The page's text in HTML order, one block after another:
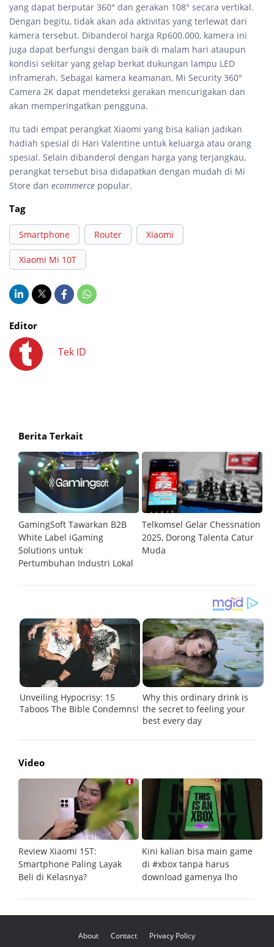
yang dapat berputar 360° dan gerakan 108° secara vertikal.
Dengan begitu, tidak akan ada aktivitas yang terlewat dari
kamera tersebut. Dibanderol harga Rp600.000, kamera ini
juga dapat berfungsi dengan baik di malam hari ataupun
kondisi sekitar yang gelap berkat dukungan lampu LED
inframerah. Sebagai kamera keamanan, Mi Security 360°
Camera 2K dapat mendeteksi gerakan mencurigakan dan
akan memperingatkan pengguna.
Itu tadi empat perangkat Xiaomi yang bisa kalian jadikan
hadiah spesial di Hari Valentine untuk keluarga atau orang
spesial. Selain dibanderol dengan harga yang terjangkau,
perangkat tersebut bisa didapatkan dengan mudah di Mi
Store dan ecommerce popular.
Tag
Smartphone Router Xiaomi
Xiaomi Mi 10T
Editor
Tek ID
Berita Terkait
GamingSoft Tawarkan B2B
White Label iGaming
Solutions untuk
Pertumbuhan Industri Lokal
Telkomsel Gelar Chessnation
2025, Dorong Talenta Catur
Muda
Video
Review Xiaomi 15T:
Smartphone Paling Layak
Beli di Kelasnya?
Kini kalian bisa main game
di #xbox tanpa harus
download gamenya lho
About Contact Privacy Policy